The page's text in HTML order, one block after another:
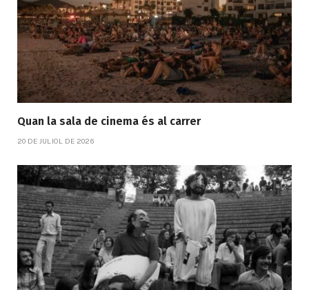
Quan la sala de cinema és al carrer
20 DE JULIOL DE 2026